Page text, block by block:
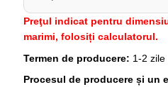
Preţul indicat pentru
marimi, folosiți calculatorul.
Termen de producere: 1-2
Procesul de producere și un